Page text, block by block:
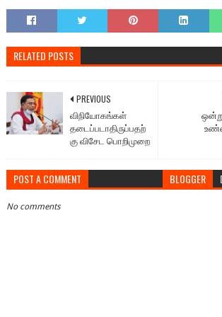
RELATED POSTS
PREVIOUS
விநியோகங்கள்
தடைப்படாதிருப்பதற்
கு விசேட பொறிமுறை
POST A COMMENT BLOGGER
No comments